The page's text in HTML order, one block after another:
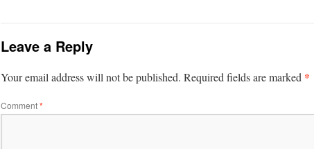
Leave a Reply
Your email address will not be published. Required fields are marked *
Comment*